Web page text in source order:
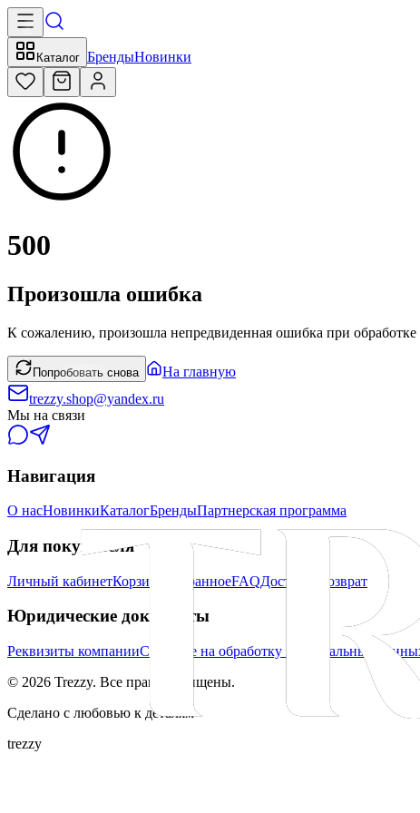
Каталог БрендыНовинки
500
Произошла ошибка
К сожалению, произошла непредвиденная ошибка при
Попробовать снова
На главную
trezzy.shop@yandex.ru
Мы на связи
Навигация
О насНовинкиКаталогБрендыПартнерская программа
Для покупателя
Личный кабинетКорзина ИзбранноеFAQДоставка Возврат
Юридические документы
Реквизиты компанииСогласие на обработку персональных
© 2026 Trezzy. Все права защищены.
Сделано с любовью к деталям
trezzy